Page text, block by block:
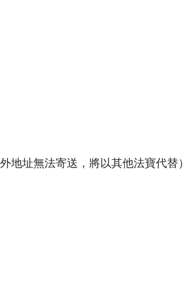
地址無法寄送，將以其他法寶代替）